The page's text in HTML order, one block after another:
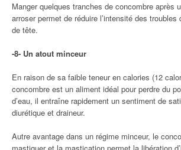
Manger quelques tranches de concombre après
arroser permet de réduire l’intensité des
de tête.
-8- Un atout minceur
En raison de sa faible teneur en calories (12
concombre est un aliment idéal pour perdre du
d’eau, il entraîne rapidement un sentiment de
diurétique et draineur.
Autre avantage dans un régime minceur, le